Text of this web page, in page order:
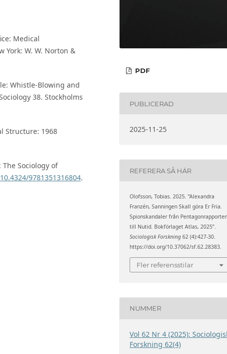
Medical
York: W. W. Norton &
Whistle-Blowing and
38. Stockholms
Structure: 1968
Sociology of
9781351316804.
PDF
PUBLICERAD
2025-11-25
REFERERA SÅ HÄR
Olofsson, Tobias. 2025. ”Alexandra
Franzén, Sanningen Skall göra Er Fria.
Spionskandaler från
till Nutid. Bokförlaget Atlas, 2025”.
Sociologisk Forskning 62 (4):427-30.
https://doi.org/10.37062/sf.62.28383.
Fler referensstilar
NUMMER
Vol 62 Nr 4 (2025):
Forskning 62(4)